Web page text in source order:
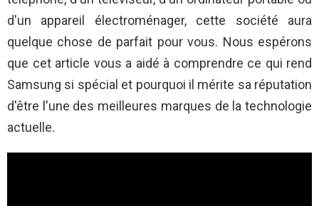
d'un appareil électroménager, cette société aura
quelque chose de parfait pour vous. Nous espérons
que cet article vous a aidé à comprendre ce qui rend
Samsung si spécial et pourquoi il mérite sa réputation
d'être l'une des meilleures marques de la technologie
actuelle.